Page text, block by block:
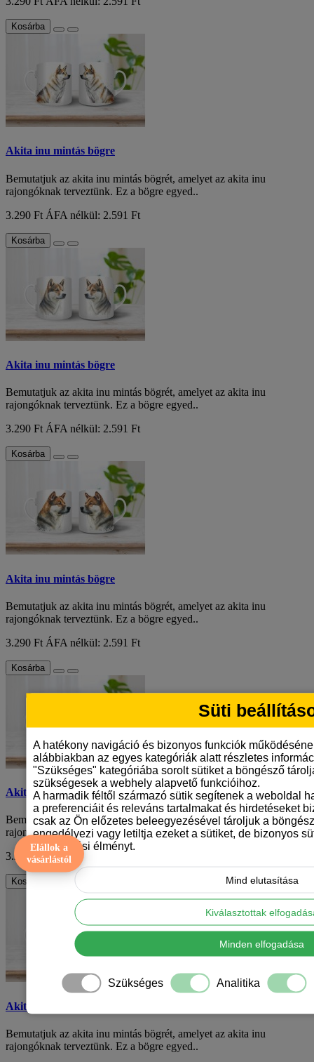
Kosárba
Akita inu mintás bögre
Bemutatjuk az akita inu mintás bögrét, amelyet az akita inu
rajongóknak terveztünk. Ez a bögre egyed..
3.290 Ft ÁFA nélkül: 2.591 Ft
Kosárba
Akita inu mintás bögre
Bemutatjuk az akita inu mintás bögrét, amelyet az akita inu
rajongóknak terveztünk. Ez a bögre egyed..
3.290 Ft ÁFA nélkül: 2.591 Ft
Kosárba
Akita inu mintás bögre
Bemutatjuk az akita inu mintás bögrét, amelyet az akita inu
rajongóknak terveztünk. Ez a bögre egyed..
3.290 Ft ÁFA nélkül: 2.591 Ft
Kosárba
Akita inu mintás bögre
Bemutatjuk az akita inu mintás bögrét, amelyet az akita inu
rajongóknak terveztünk. Ez a bögre egyed..
3.290 FtÁFA nélkül: 2.591 Ft
Kosárba
Akita inu mintás bögre
Bemutatjuk az akita inu mintás bögrét, amelyet az akita inu
rajongóknak terveztünk. Ez a bögre egyed..
Elállok a
vásárlástól
Süti
A hatékony navigáció és bizonyos funkciók
alábbiakban az egyes kategóriák alatt részletes
"Szükséges" kategóriába sorolt sütiket a böngésző
szükségesek a webhely alapvető funkcióihoz.
A harmadik féltől származó sütik segítenek a weboldal
a preferenciáit és releváns tartalmakat és hirdetéseket
csak az Ön előzetes beleegyezésével tároljuk a
engedélyezi vagy letiltja ezeket a sütiket, de bizonyos
böngészési élményt.
Mind elutasítása
Kiválasztottak
Minden elfogadása
Szükséges Analitika